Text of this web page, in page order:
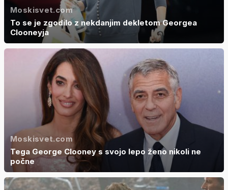
Moskisvet.com
To se je zgodilo z nekdanjim dekletom Georgea
Clooneyja
Moskisvet.com
Tega George Clooney s svojo lepo ženo nikoli ne
počne